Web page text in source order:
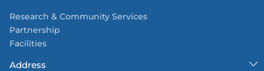
Research & Community Services
Partnership
Facilities
Address